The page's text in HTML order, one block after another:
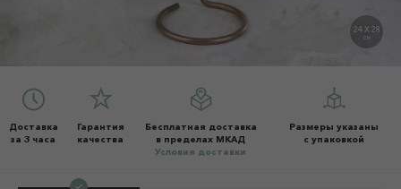
24 X 28
СМ
Доставка
за 3 часа
Гарантия
качества
Бесплатная доставка
в пределах МКАД
Условия доставки
Размеры указаны
с упаковкой